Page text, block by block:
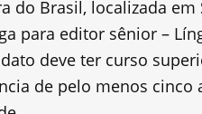
do Brasil, localizada em
para editor sênior –
deve ter curso
de pelo menos cinco